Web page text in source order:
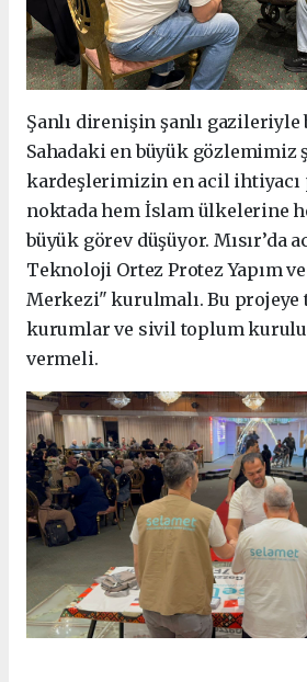
Şanlı direnişin şanlı gazileriyle
Sahadaki en büyük gözlemimiz
kardeşlerimizin en acil ihtiyacı
noktada hem İslam ülkelerine
büyük görev düşüyor. Mısır’da
Teknoloji Ortez Protez Yapım
Merkezi" kurulmalı. Bu projeye
kurumlar ve sivil toplum
vermeli.